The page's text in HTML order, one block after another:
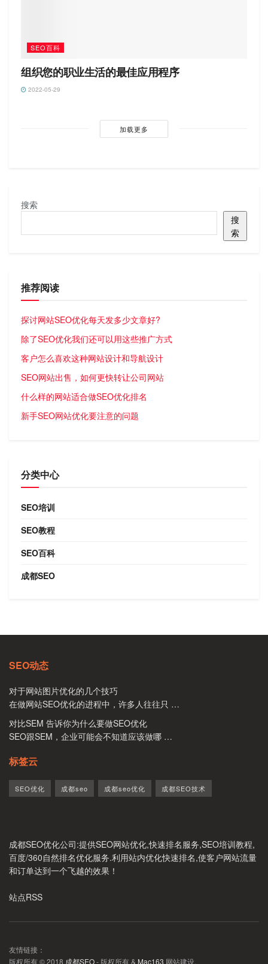
SEO百科
组织您的职业生活的最佳应用程序
2022-05-29
加载更多
搜索
搜
索
推荐阅读
探讨网站SEO优化每天发多少文章好?
除了SEO优化我们还可以用这些推广方式
客户怎么喜欢这种网站设计和导航设计
SEO网站出售，如何更快转让公司网站
什么样的网站适合做SEO优化排名
新手SEO网站优化要注意的问题
分类中心
SEO培训
SEO教程
SEO百科
成都SEO
SEO动态
对于网站图片优化的几个技巧
在做网站SEO优化的进程中，许多人往往只 …
对比SEM 告诉你为什么要做SEO优化
SEO跟SEM，企业可能会不知道应该做哪 …
标签云
SEO优化 成都seo 成都seo优化 成都SEO技术
成都SEO优化公司:提供SEO网站优化,快速排名服务,SEO培训教程,
百度/360自然排名优化服务.利用站内优化快速排名,使客户网站流量
和订单达到一个飞越的效果！
站点RSS
友情链接：
版权所有 © 2018 成都SEO- 版权所有 & Mac163 网站建设.